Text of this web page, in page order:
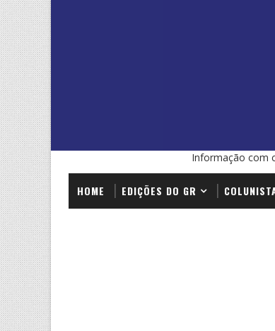
Informação com
HOME EDIÇÕES DO GR